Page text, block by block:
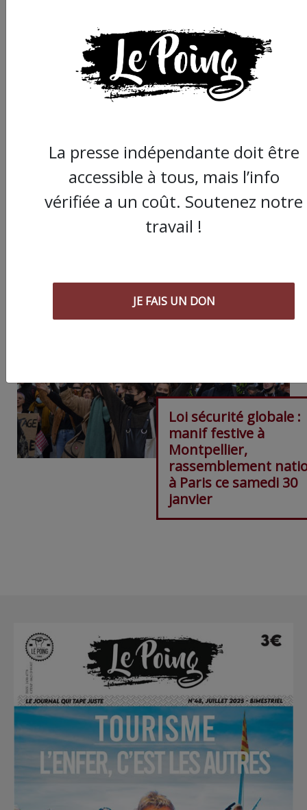
JE FAIS UN DON
Partager
cet article :
Loi sécurité globale :
manif festive à
Montpellier,
rassemblement
à Paris ce samedi 30
janvier
La presse indépendante doit être
accessible à tous, mais l’info
vérifiée a un coût. Soutenez notre
travail !
JE FAIS UN DON